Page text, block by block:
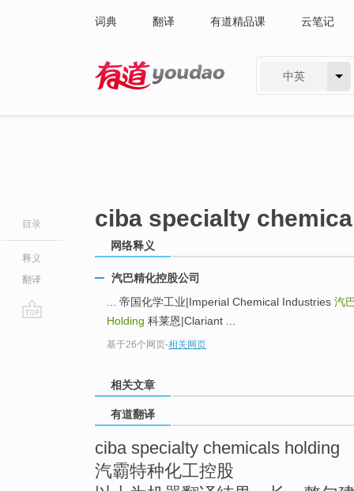
词典 翻译 有道精品课 云笔记
中英
目录
释义
翻译
ciba specialty
网络释义
汽巴精化控股公司
... 帝国化学工业|Imperial Chemical Industries 汽
Holding 科莱恩|Clariant ...
基于26个网页-相关网页
相关文章
有道翻译
ciba specialty chemicals holding
汽霸特种化工控股